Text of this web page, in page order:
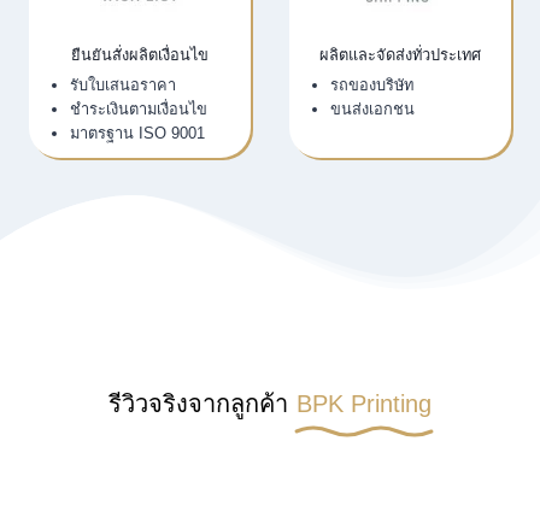
ยืนยันสั่งผลิตเงื่อนไข
รับใบเสนอราคา
ชำระเงินตามเงื่อนไข
มาตรฐาน ISO 9001
ผลิตและจัดส่งทั่วประเทศ
รถของบริษัท
ขนส่งเอกชน
รีวิวจริงจากลูกค้า BPK Printing